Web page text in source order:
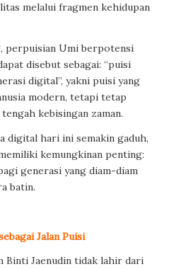
melalui fragmen kehidupan
perpuisian Umi berpotensi
disebut sebagai: “puisi
digital”, yakni puisi yang
modern, tetapi tetap
kebisingan zaman.
digital hari ini semakin gaduh,
kemungkinan penting:
generasi yang diam-diam
batin.
Jalan Puisi
Binti Jaenudin tidak lahir dari